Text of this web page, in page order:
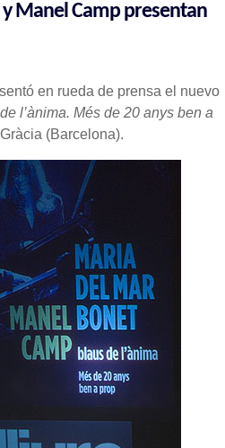
Manel Camp presentan
en rueda de prensa el nuevo
l’ànima. Més de 20 anys ben a
(Barcelona).